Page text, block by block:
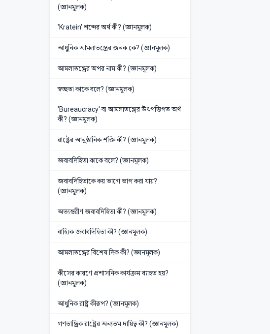
(জ্ঞানমূলক)
'Kratein' শব্দের অর্থ কী? (জ্ঞানমূলক)
আধুনিক আমলাতন্ত্রের জনক কে? (জ্ঞানমূলক)
আমলাতন্ত্রের অপর নাম কী? (জ্ঞানমূলক)
স্বচ্ছতা কাকে বলে? (জ্ঞানমূলক)
'Bureaucracy' বা আমলাতন্ত্রের উৎপত্তিগত অর্থ
কী? (জ্ঞানমূলক)
রাষ্ট্রের আনুষ্ঠানিক শক্তি কী? (জ্ঞানমূলক)
জবাবদিহিতা কাকে বলে? (জ্ঞানমূলক)
জবাবদিহিতাকে কয় ভাগে ভাগ করা যায়?
(জ্ঞানমূলক)
অভ্যন্তরীণ জবাবদিহিতা কী? (জ্ঞানমূলক)
বাহ্যিক জবাবদিহিতা কী? (জ্ঞানমূলক)
আমলাতন্ত্রের বিশেষ দিক কী? (জ্ঞানমূলক)
কীসের কারণে প্রশাসনিক কার্যক্রম ব্যাহত হয়?
(জ্ঞানমূলক)
আধুনিক রাষ্ট্র কীরূপ? (জ্ঞানমূলক)
গণতান্ত্রিক রাষ্ট্রের অন্যতম দায়িত্ব কী? (জ্ঞানমূলক)